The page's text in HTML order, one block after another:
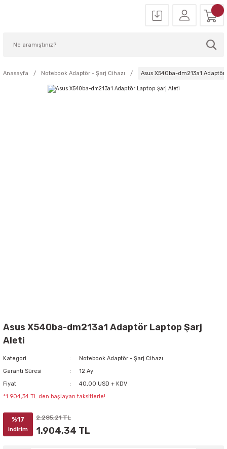
Anasayfa Notebook Adaptör - Şarj Cihazı Asus X540ba-dm213a1
Asus X540ba-dm213a1 Adaptör Laptop Şarj
Aleti
Kategori
Notebook Adaptör - Şarj Cihazı
Garanti Süresi
12 Ay
Fiyat
40,00 USD + KDV
*1.904,34 TL den başlayan taksitlerle!
%17
indirim
2.285,21 TL
1.904,34 TL